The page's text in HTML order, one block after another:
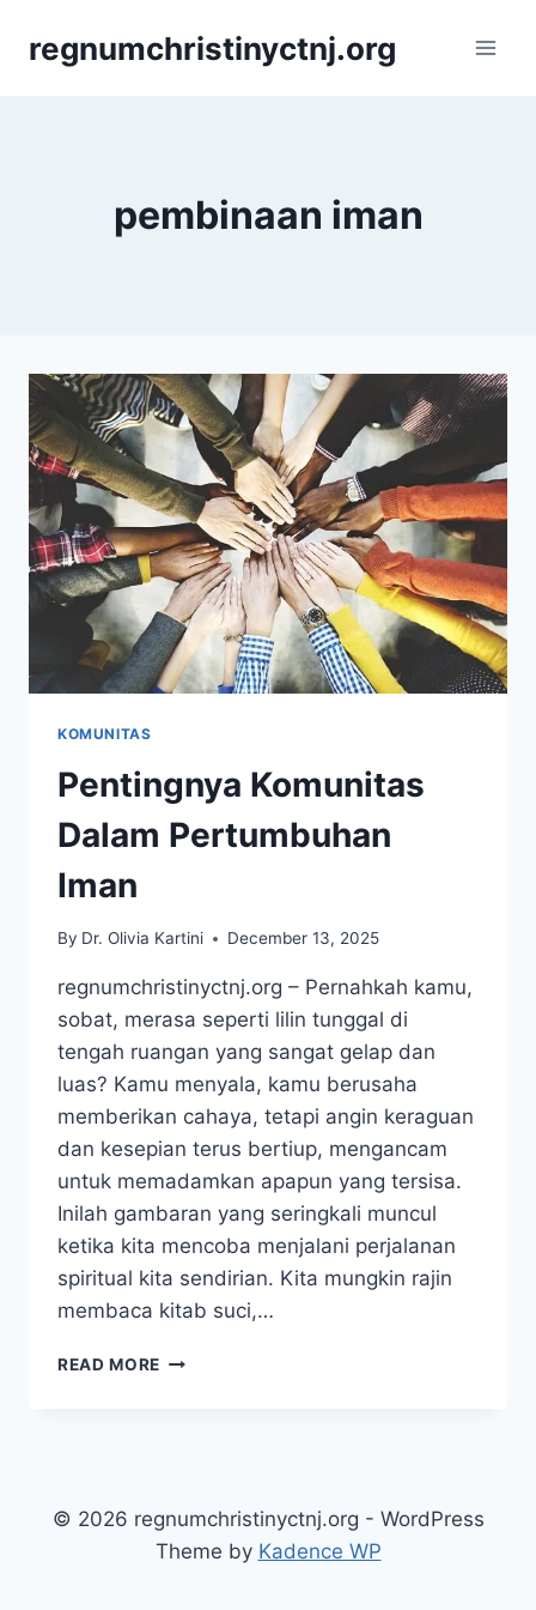
regnumchristinyctnj.org
pembinaan iman
KOMUNITAS
Pentingnya Komunitas
Dalam Pertumbuhan
Iman
By Dr. Olivia Kartini December 13, 2025
regnumchristinyctnj.org – Pernahkah kamu,
sobat, merasa seperti lilin tunggal di
tengah ruangan yang sangat gelap dan
luas? Kamu menyala, kamu berusaha
memberikan cahaya, tetapi angin keraguan
dan kesepian terus bertiup, mengancam
untuk memadamkan apapun yang tersisa.
Inilah gambaran yang seringkali muncul
ketika kita mencoba menjalani perjalanan
spiritual kita sendirian. Kita mungkin rajin
membaca kitab suci,…
READ MORE PENTINGNYA
© 2026 regnumchristinyctnj.org - WordPress
Theme by Kadence WP